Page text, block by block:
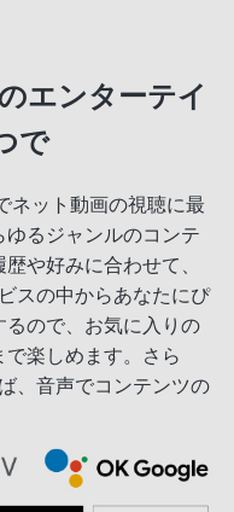
エンターテイ
で
ネット動画の視聴に最
るジャンルのコンテ
や好みに合わせて、
スの中からあなたにぴ
るので、お気に入りの
楽しめます。さら
、音声でコンテンツの